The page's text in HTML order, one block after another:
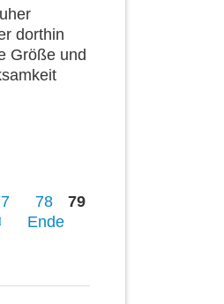
dorthin
Größe und
78
79
Ende